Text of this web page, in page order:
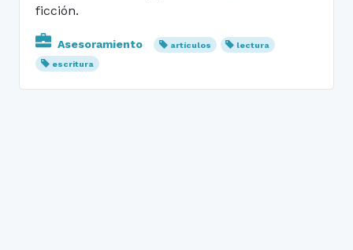
ficción.
Asesoramiento artículos
lectura
escritura